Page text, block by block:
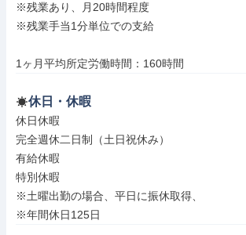
※残業あり、月20時間程度
※残業手当1分単位での支給
1ヶ月平均所定労働時間：160時間
休日・休暇
休日休暇
完全週休二日制（土日祝休み）
有給休暇
特別休暇
※土曜出勤の場合、平日に振休取得、
※年間休日125日